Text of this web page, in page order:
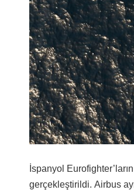
İspanyol
gerçekleştirildi. Airbus